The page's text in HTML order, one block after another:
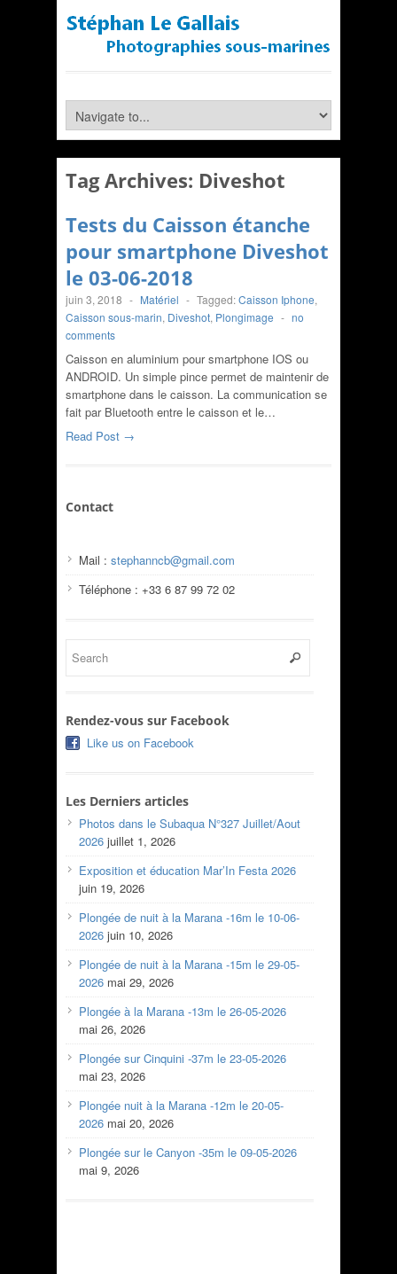
Tag Archives: Diveshot
Tests du Caisson étanche
pour smartphone Diveshot
le 03-06-2018
juin 3, 2018 - Matériel - Tagged:Caisson Iphone,
Caisson sous-marin, Diveshot, Plongimage - no
comments
Caisson en aluminium pour smartphone IOS ou
ANDROID. Un simple pince permet de maintenir de
smartphone dans le caisson. La communication se
fait par Bluetooth entre le caisson et le…
Read Post →
Contact
Mail : stephanncb@gmail.com
Téléphone : +33 6 87 99 72 02
Rendez-vous sur Facebook
Like us on Facebook
Les Derniers articles
Photos dans le Subaqua N°327 Juillet/Aout
2026 juillet 1, 2026
Exposition et éducation Mar’In Festa 2026
juin 19, 2026
Plongée de nuit à la Marana -16m le 10-06-
2026 juin 10, 2026
Plongée de nuit à la Marana -15m le 29-05-
2026 mai 29, 2026
Plongée à la Marana -13m le 26-05-2026
mai 26, 2026
Plongée sur Cinquini -37m le 23-05-2026
mai 23, 2026
Plongée nuit à la Marana -12m le 20-05-
2026 mai 20, 2026
Plongée sur le Canyon -35m le 09-05-2026
mai 9, 2026